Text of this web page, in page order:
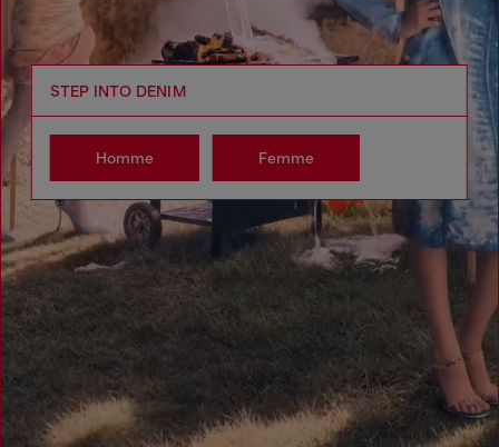
STEP INTO DENIM
Homme Femme